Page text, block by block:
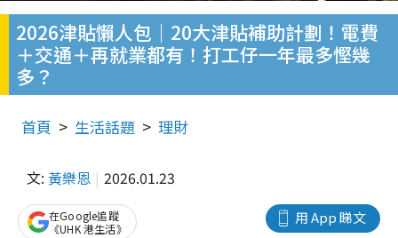
2026津貼懶人包｜20大津貼補助計劃！電費
＋交通＋再就業都有！打工仔一年最多慳幾
多？
首頁 生活話題 理財
文: 黃樂恩 2026.01.23
用 App 睇文
在Google追蹤
《UHK 港生活》